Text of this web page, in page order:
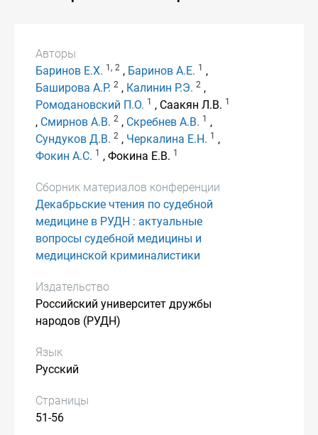
Авторы
Баринов Е.Х. 1, 2 , Баринов А.Е. 1
,
Баширова А.Р. 2 , Калинин Р.Э. 2 ,
Ромодановский П.О. 1 , Саакян Л.В. 1
, Смирнов А.В. 2 , Скребнев А.В. 1
,
Сундуков Д.В. 2 , Черкалина Е.Н. 1
,
Фокин А.С. 1 , Фокина Е.В. 1
Сборник материалов конференции
Декабрьские чтения по судебной
медицине в РУДН : актуальные
вопросы судебной медицины и
медицинской криминалистики
Издательство
Российский университет дружбы
народов (РУДН)
Язык
Русский
Страницы
51-56